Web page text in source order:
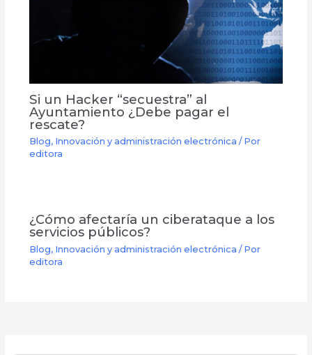
Si un Hacker “secuestra” al
Ayuntamiento ¿Debe pagar el
rescate?
Blog, Innovación y administración electrónica / Por
editora
¿Cómo afectaría un ciberataque a los
servicios públicos?
Blog, Innovación y administración electrónica / Por
editora